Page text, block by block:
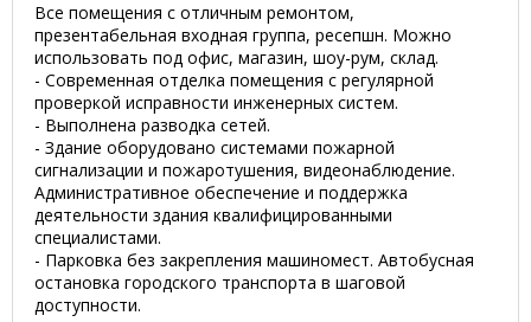
Все помещения с отличным ремонтом,
презентабельная входная группа, ресепшн. Можно
использовать под офис, магазин, шоу-рум, склад.
- Современная отделка помещения с регулярной
проверкой исправности инженерных систем.
- Выполнена разводка сетей.
- Здание оборудовано системами пожарной
сигнализации и пожаротушения, видеонаблюдение.
Административное обеспечение и поддержка
деятельности здания квалифицированными
специалистами.
- Парковка без закрепления машиномест. Автобусная
остановка городского транспорта в шаговой
доступности.